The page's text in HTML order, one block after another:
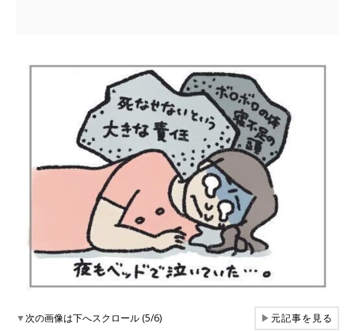
▼次の画像は下へスクロール (5/6) ▶元記事を見る